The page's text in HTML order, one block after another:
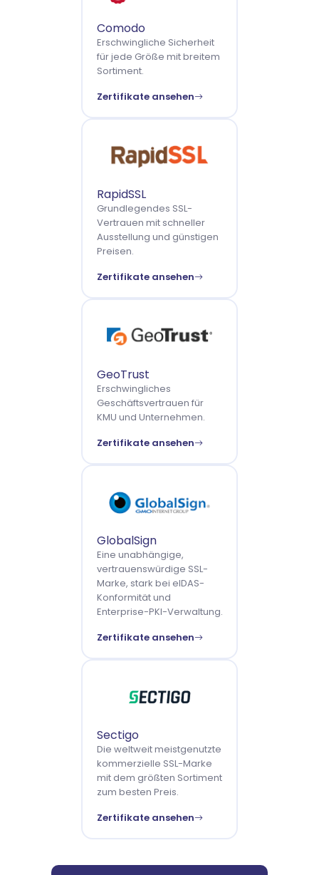
Comodo
Erschwingliche Sicherheit
für jede Größe mit breitem
Sortiment.
Zertifikate ansehen
RapidSSL
Grundlegendes SSL-
Vertrauen mit schneller
Ausstellung und günstigen
Preisen.
Zertifikate ansehen
GeoTrust
Erschwingliches
Geschäftsvertrauen für
KMU und Unternehmen.
Zertifikate ansehen
GlobalSign
Eine unabhängige,
vertrauenswürdige SSL-
Marke, stark bei eIDAS-
Konformität und
Enterprise-PKI-Verwaltung.
Zertifikate ansehen
Sectigo
Die weltweit meistgenutzte
kommerzielle SSL-Marke
mit dem größten Sortiment
zum besten Preis.
Zertifikate ansehen